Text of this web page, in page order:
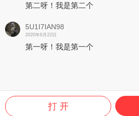
第二呀！我是第二个
5U1I7IAN98
2020年6月22日
第一呀！我是第一个
打 开